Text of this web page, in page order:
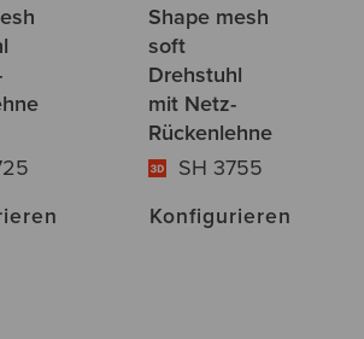
Shape mesh
soft
Drehstuhl
mit Netz-
Rückenlehne
SH 3755
Konfigurieren